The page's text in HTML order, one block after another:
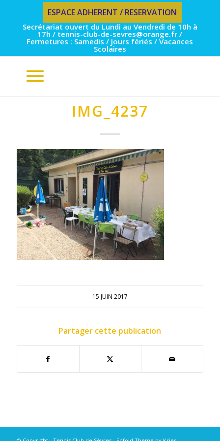
ESPACE ADHERENT / RESERVATION
Secrétariat ouvert du Lundi au Vendredi de 10h à
17h / tennis-club-de-sevres@orange.fr /
Fermetures : Samedis / Jours fériés / Vacances
Scolaires
IMG_4237
15 JUIN 2017
Partager cette publication